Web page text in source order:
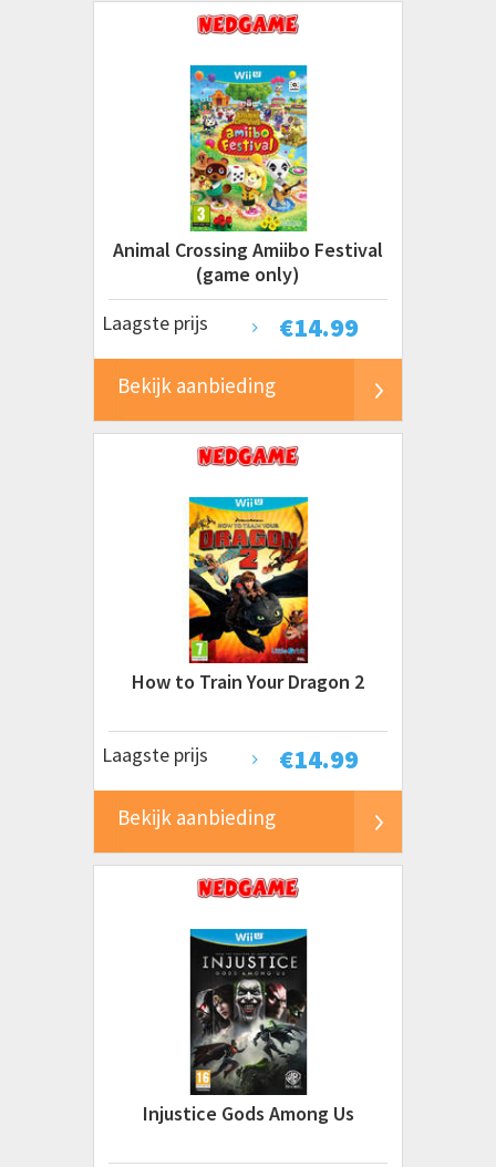
Animal Crossing Amiibo Festival
(game only)
€14.99
Laagste prijs
Bekijk aanbieding
How to Train Your Dragon 2
€14.99
Laagste prijs
Bekijk aanbieding
Injustice Gods Among Us